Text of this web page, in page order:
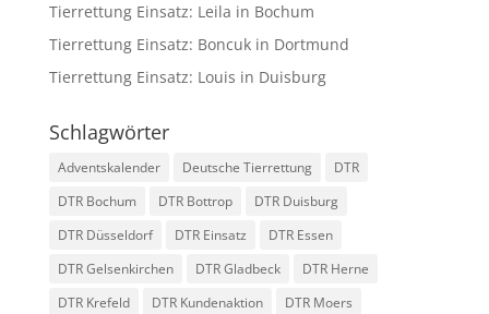
Tierrettung Einsatz: Leila in Bochum
Tierrettung Einsatz: Boncuk in Dortmund
Tierrettung Einsatz: Louis in Duisburg
Schlagwörter
Adventskalender Deutsche Tierrettung
DTR
DTR Bochum
DTR Bottrop
DTR Duisburg
DTR Düsseldorf
DTR Einsatz
DTR Essen
DTR Gelsenkirchen
DTR Gladbeck
DTR Herne
DTR Krefeld
DTR Kundenaktion
DTR Moers